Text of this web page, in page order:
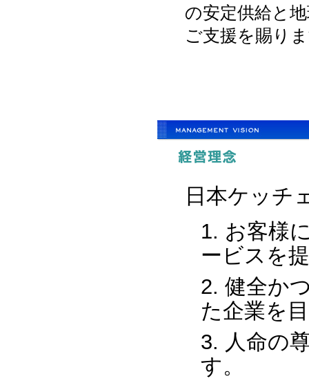
の安定供給と
ご支援を賜り
日本ケッチ
お客様
ービスを
健全か
た企業を
人命の
す。